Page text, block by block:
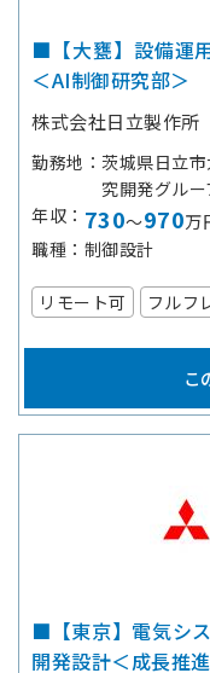
■【大甕】設備運
＜AI制御研究部＞
株式会社日立製作所
勤務地
茨城県日立
究開発グル
年収
730～970万
職種
制御設計
リモート可 フルフ
こ
■【東京】電気シ
開発設計＜成長推